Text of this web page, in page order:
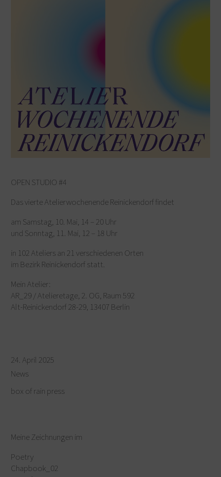
OPEN STUDIO #4
Das vierte Atelierwochenende Reinickendorf findet
am Samstag, 10. Mai, 14 – 20 Uhr
und Sonntag, 11. Mai, 12 – 18 Uhr
in 102 Ateliers an 21 verschiedenen Orten
im Bezirk Reinickendorf statt.
Mein Atelier:
AR_29 / Atelieretage, 2. OG, Raum 592
Alt-Reinickendorf 28-29, 13407 Berlin
24. April 2025
News
box of rain press
Meine Zeichnungen im
Poetry
Chapbook_02